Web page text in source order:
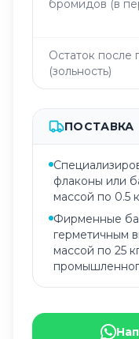
бромидов (в
Остаток после
(зольность)
ПОСТАВКА
флаконы или
массой по 0.5
Фирменные
герметичным
массой по 25